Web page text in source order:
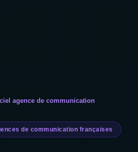
agence de communication
de communication françaises